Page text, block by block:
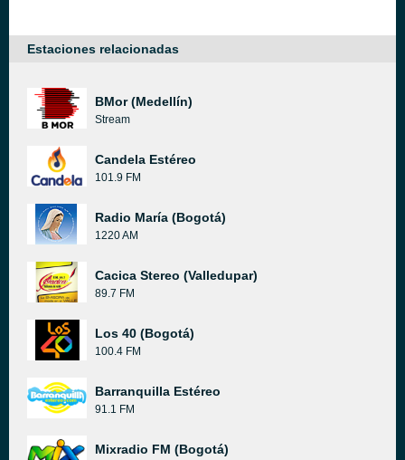
Estaciones relacionadas
BMor (Medellín)
Stream
Candela Estéreo
101.9 FM
Radio María (Bogotá)
1220 AM
Cacica Stereo (Valledupar)
89.7 FM
Los 40 (Bogotá)
100.4 FM
Barranquilla Estéreo
91.1 FM
Mixradio FM (Bogotá)